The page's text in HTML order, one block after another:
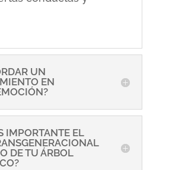
UN
EN
IMPORTANTE EL
DE TU ÁRBOL